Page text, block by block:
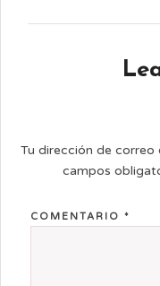
Tu dirección de correo
campos
COMENTARIO *